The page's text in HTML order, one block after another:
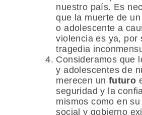
nuestro país. Es
que la muerte de
o adolescente a
violencia es ya, por
tragedia
Consideramos que
y adolescentes de
merecen un futuro
seguridad y la
mismos como en
social y gobierno